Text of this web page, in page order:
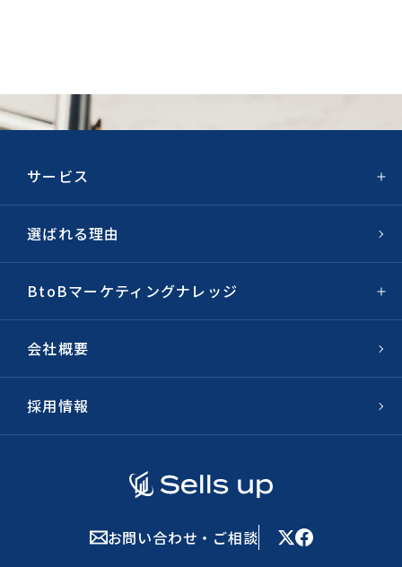
サービス
選ばれる理由
BtoBマーケティングナレッジ
会社概要
採用情報
お問い合わせ・ご相談